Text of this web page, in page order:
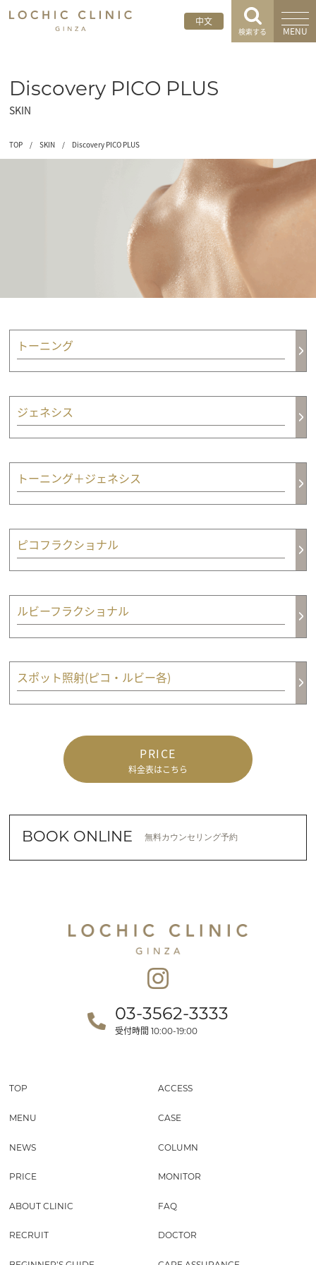
中文
検索する MENU
Discovery PICO PLUS
SKIN
TOP / SKIN / Discovery PICO PLUS
トーニング
ジェネシス
トーニング＋ジェネシス
ピコフラクショナル
ルビーフラクショナル
スポット照射(ピコ・ルビー各)
PRICE
料金表はこちら
BOOK ONLINE 無料カウンセリング予約
03-3562-3333
受付時間 10:00-19:00
TOP ACCESS
MENU CASE
NEWS COLUMN
PRICE MONITOR
ABOUT CLINIC FAQ
RECRUIT DOCTOR